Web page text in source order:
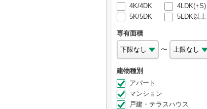
4K/4DK
4LDK(+S)
5K/5DK
5LDK以上
専有面積
〜
建物種別
アパート
マンション
戸建・テラスハウス